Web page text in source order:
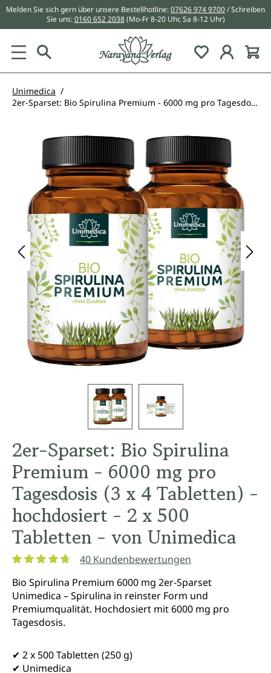
springen
Melden Sie sich gern über unsere Bestellhotline:07626 974 9700/ Schreiben
Sie uns:0160 652 2038 (Mo-Fr 8-20 Uhr, Sa 8-12 Uhr)
Du hast 0
Unimedica
2er-Sparset: Bio Spirulina Premium - 6000 mg pro Tagesdosis (3 x 4 Tabletten) - hochdosiert - 2 x 500 Tabletten - von Unimedica
Bildergalerie überspringen
2er-Sparset: Bio Spirulina
Premium - 6000 mg pro
Tagesdosis (3 x 4 Tabletten) -
hochdosiert - 2 x 500
Tabletten - von Unimedica
40 Kundenbewertungen
Bio Spirulina Premium 6000 mg 2er-Sparset
Unimedica – Spirulina in reinster Form und
Premiumqualität. Hochdosiert mit 6000 mg pro
Tagesdosis.
✔ 2 x 500 Tabletten (250 g)
✔ Unimedica